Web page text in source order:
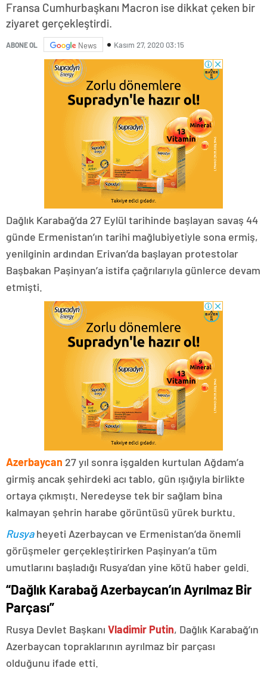
Fransa Cumhurbaşkanı Macron ise dikkat çeken bir
ziyaret gerçekleştirdi.
ABONE OL News Kasım 27, 2020 03:15
Dağlık Karabağ’da 27 Eylül tarihinde başlayan savaş 44
günde Ermenistan’ın tarihi mağlubiyetiyle sona ermiş,
yenilginin ardından Erivan’da başlayan protestolar
Başbakan Paşinyan’a istifa çağrılarıyla günlerce devam
etmişti.
Azerbaycan 27 yıl sonra işgalden kurtulan Ağdam’a
girmiş ancak şehirdeki acı tablo, gün ışığıyla birlikte
ortaya çıkmıştı. Neredeyse tek bir sağlam bina
kalmayan şehrin harabe görüntüsü yürek burktu.
Rusyaheyeti Azerbaycan ve Ermenistan’da önemli
görüşmeler gerçekleştirirken Paşinyan’a tüm
umutlarını başladığı Rusya’dan yine kötü haber geldi.
“Dağlık Karabağ Azerbaycan’ın Ayrılmaz Bir
Parçası”
Rusya Devlet Başkanı Vladimir Putin, Dağlık Karabağ’ın
Azerbaycan topraklarının ayrılmaz bir parçası
olduğunu ifade etti.